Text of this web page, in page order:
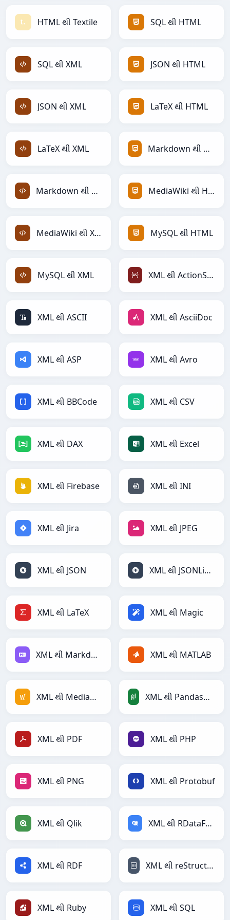
HTML થી Textile SQL થી HTML
SQL થી XML JSON થી HTML
JSON થી XML LaTeX થી HTML
LaTeX થી XML Markdown થી HTML
Markdown થી XML MediaWiki થી HTML
MediaWiki થી XML MySQL થી HTML
MySQL થી XML XML થી ActionScript
XML થી ASCII XML થી AsciiDoc
XML થી ASP XML થી Avro
XML થી BBCode XML થી CSV
XML થી DAX XML થી Excel
XML થી Firebase XML થી INI
XML થી Jira XML થી JPEG
XML થી JSON XML થી JSONLines
XML થી LaTeX XML થી Magic
XML થી Markdown XML થી MATLAB
XML થી MediaWiki XML થી PandasDataFrame
XML થી PDF XML થી PHP
XML થી PNG XML થી Protobuf
XML થી Qlik XML થી RDataFrame
XML થી RDF XML થી reStructuredText
XML થી Ruby XML થી SQL